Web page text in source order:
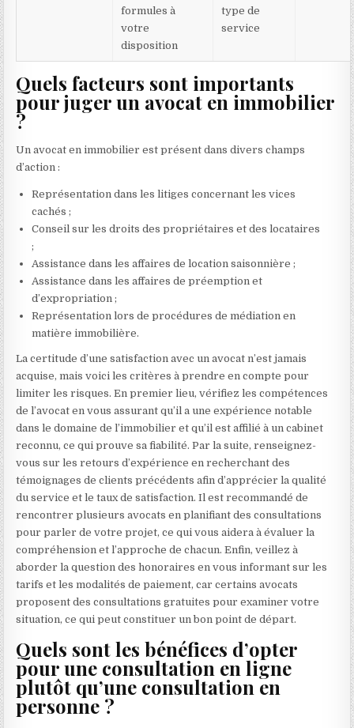
formules à
votre
disposition
type de
service
Quels facteurs sont importants
pour juger un avocat en immobilier
?
Un avocat en immobilier est présent dans divers champs
d’action :
Représentation dans les litiges concernant les vices
cachés ;
Conseil sur les droits des propriétaires et des locataires
;
Assistance dans les affaires de location saisonnière ;
Assistance dans les affaires de préemption et
d’expropriation ;
Représentation lors de procédures de médiation en
matière immobilière.
La certitude d’une satisfaction avec un avocat n’est jamais
acquise, mais voici les critères à prendre en compte pour
limiter les risques. En premier lieu, vérifiez les compétences
de l’avocat en vous assurant qu’il a une expérience notable
dans le domaine de l’immobilier et qu’il est affilié à un cabinet
reconnu, ce qui prouve sa fiabilité. Par la suite, renseignez-
vous sur les retours d’expérience en recherchant des
témoignages de clients précédents afin d’apprécier la qualité
du service et le taux de satisfaction. Il est recommandé de
rencontrer plusieurs avocats en planifiant des consultations
pour parler de votre projet, ce qui vous aidera à évaluer la
compréhension et l’approche de chacun. Enfin, veillez à
aborder la question des honoraires en vous informant sur les
tarifs et les modalités de paiement, car certains avocats
proposent des consultations gratuites pour examiner votre
situation, ce qui peut constituer un bon point de départ.
Quels sont les bénéfices d’opter
pour une consultation en ligne
plutôt qu’une consultation en
personne ?